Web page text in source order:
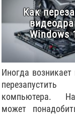
Как
Windows
Иногда возникает
перезапустить
компьютера.
может